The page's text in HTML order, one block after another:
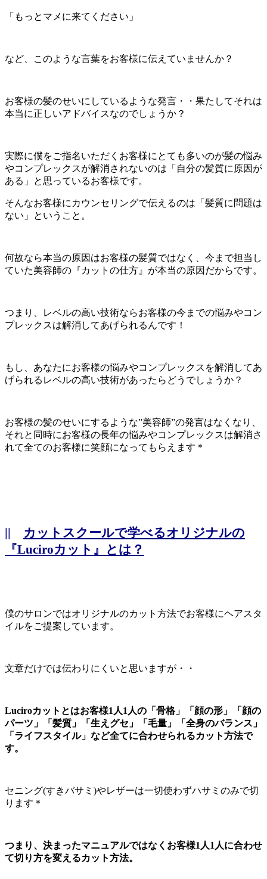
「もっとマメに来てください」
など、このような言葉をお客様に伝えていませんか？
お客様の髪のせいにしているような発言・・果たしてそれは
本当に正しいアドバイスなのでしょうか？
実際に僕をご指名いただくお客様にとても多いのが髪の悩み
やコンプレックスが解消されないのは「自分の髪質に原因が
ある」と思っているお客様です。
そんなお客様にカウンセリングで伝えるのは「髪質に問題は
ない」ということ。
何故なら本当の原因はお客様の髪質ではなく、今まで担当し
ていた美容師の『カットの仕方』が本当の原因だからです。
つまり、レベルの高い技術ならお客様の今までの悩みやコン
プレックスは解消してあげられるんです！
もし、あなたにお客様の悩みやコンプレックスを解消してあ
げられるレベルの高い技術があったらどうでしょうか？
お客様の髪のせいにするような”美容師”の発言はなくなり、
それと同時にお客様の長年の悩みやコンプレックスは解消さ
れて全てのお客様に笑顔になってもらえます＊
|| カットスクールで学べるオリジナルの
『Luciroカット』とは？
僕のサロンではオリジナルのカット方法でお客様にヘアスタ
イルをご提案しています。
文章だけでは伝わりにくいと思いますが・・
Luciroカットとはお客様1人1人の「骨格」「顔の形」「顔の
パーツ」「髪質」「生えグセ」「毛量」「全身のバランス」
「ライフスタイル」など全てに合わせられるカット方法で
す。
セニング(すきバサミ)やレザーは一切使わずハサミのみで切
ります＊
つまり、決まったマニュアルではなくお客様1人1人に合わせ
て切り方を変えるカット方法。